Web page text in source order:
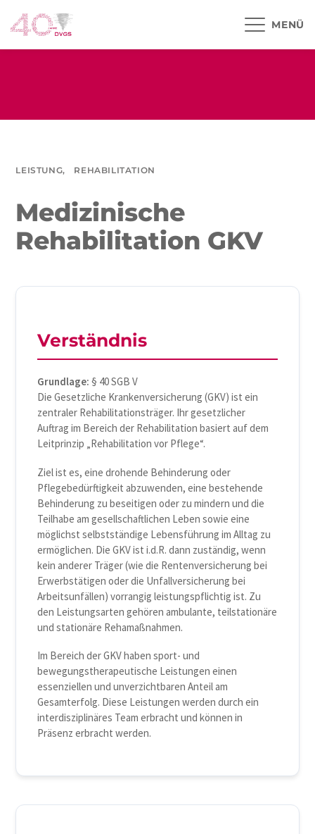
LEISTUNG, REHABILITATION
Medizinische
Rehabilitation GKV
Verständnis
Grundlage:§ 40 SGB V
Die Gesetzliche Krankenversicherung (GKV) ist ein
zentraler Rehabilitationsträger. Ihr gesetzlicher
Auftrag im Bereich der Rehabilitation basiert auf dem
Leitprinzip „Rehabilitation vor Pflege“.
Ziel ist es, eine drohende Behinderung oder
Pflegebedürftigkeit abzuwenden, eine bestehende
Behinderung zu beseitigen oder zu mindern und die
Teilhabe am gesellschaftlichen Leben sowie eine
möglichst selbstständige Lebensführung im Alltag zu
ermöglichen. Die GKV ist i.d.R. dann zuständig, wenn
kein anderer Träger (wie die Rentenversicherung bei
Erwerbstätigen oder die Unfallversicherung bei
Arbeitsunfällen) vorrangig leistungspflichtig ist. Zu
den Leistungsarten gehören ambulante, teilstationäre
und stationäre Rehamaßnahmen.
Im Bereich der GKV haben sport- und
bewegungstherapeutische Leistungen einen
essenziellen und unverzichtbaren Anteil am
Gesamterfolg. Diese Leistungen werden durch ein
interdisziplinäres Team erbracht und können in
Präsenz erbracht werden.
MENÜ